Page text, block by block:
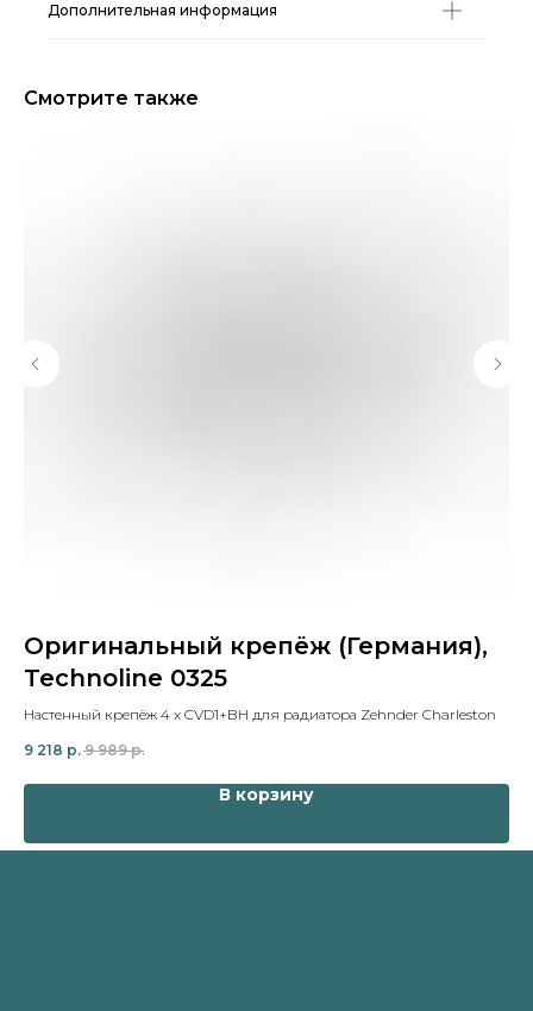
Дополнительная информация
Смотрите также
Оригинальный крепёж (Германия),
Technoline 0325
Настенный крепёж 4 x CVD1+BH для радиатора Zehnder Charleston
9 218 р. 9 989 р.
В корзину